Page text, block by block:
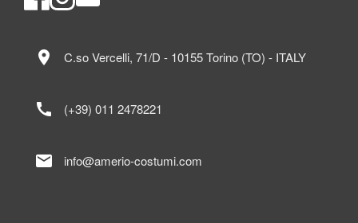
location_on C.so Vercelli, 71/D - 10155 Torino (TO) - ITALY
call (+39) 011 2478221
mail info@amerio-costumi.com